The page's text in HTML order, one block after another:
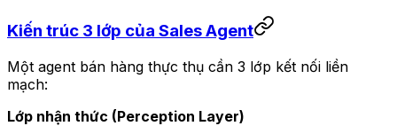
Kiến trúc 3 lớp của Sales Agent
Một agent bán hàng thực thụ cần 3 lớp kết nối liền
mạch:
Lớp nhận thức (Perception Layer)